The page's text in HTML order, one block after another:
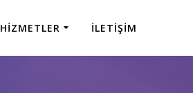
HIZMETLER İLETIŞIM